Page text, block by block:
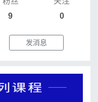
9
0
发消息